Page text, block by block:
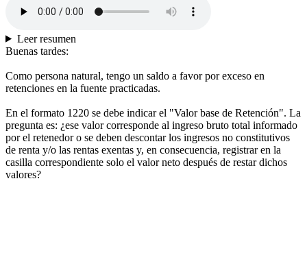
Leer resumen
Buenas tardes:
Como persona natural, tengo un saldo a favor por exceso en
retenciones en la fuente practicadas.
En el formato 1220 se debe indicar el "Valor base de Retención". La
pregunta es: ¿ese valor corresponde al ingreso bruto total informado
por el retenedor o se deben descontar los ingresos no constitutivos
de renta y/o las rentas exentas y, en consecuencia, registrar en la
casilla correspondiente solo el valor neto después de restar dichos
valores?